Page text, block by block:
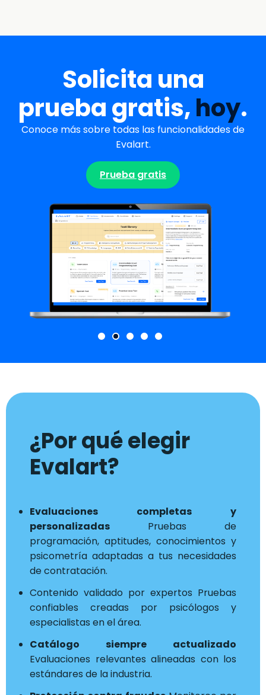
Solicita una
prueba gratis,hoy.
Conoce más sobre todas las funcionalidades de
Evalart.
Prueba gratis
¿Por qué elegir
Evalart?
Evaluaciones completas y
personalizadas Pruebas de
programación, aptitudes, conocimientos y
psicometría adaptadas a tus necesidades
de contratación.
Contenido validado por expertos Pruebas
confiables creadas por psicólogos y
especialistas en el área.
Catálogo siempre actualizado
Evaluaciones relevantes alineadas con los
estándares de la industria.